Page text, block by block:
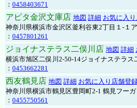
： 0458403671
アピタ金沢文庫店 地図 詳細 お気に入
神奈川県横浜市金沢区釜利谷東2丁目１-１
： 0457801261
ジョイナステラス二俣川店 地図 詳細
横浜市旭区二俣川2-50-14ジョイナステラス
： 0453662281
西友鶴見店 地図 詳細 お気に入り店舗登
神奈川県横浜市鶴見区豊岡町2-1 鶴見フー
： 0455750561